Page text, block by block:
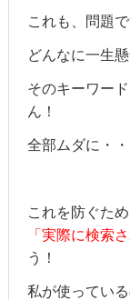
これも、問題で
どんなに一生
そのキーワー
ん！
全部ムダに・・
これを防ぐた
「実際に検索
う！
私が使ってい